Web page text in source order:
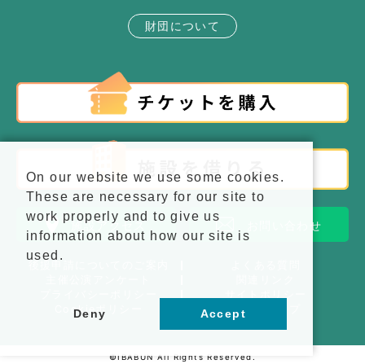
財団について
施設アクセス お問い合わせ
Cookieポリシー
サイトマップ
©IBABUN All Rights Reserved.
On our website we use some cookies.
These are necessary for our site to
work properly and to give us
information about how our site is
used.
Deny Accept